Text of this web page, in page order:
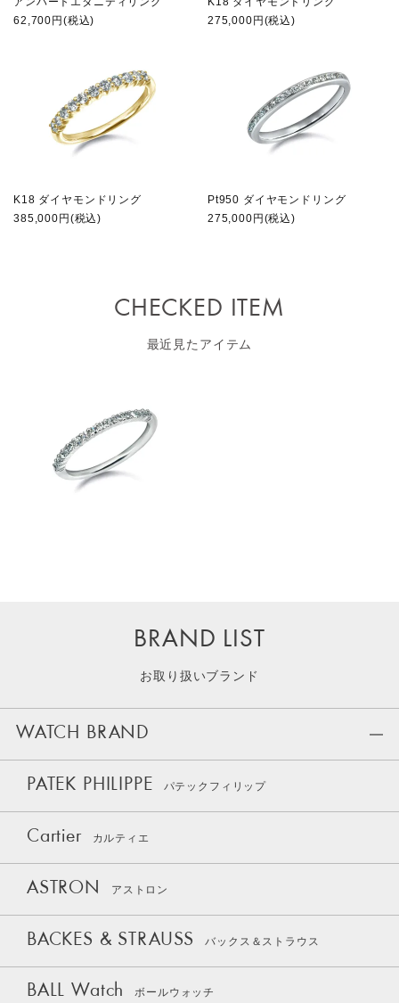
62,700円(税込)
275,000円(税込)
K18 ダイヤモンドリング
385,000円(税込)
Pt950 ダイヤモンドリング
275,000円(税込)
CHECKED ITEM
最近見たアイテム
BRAND LIST
お取り扱いブランド
WATCH BRAND
PATEK PHILIPPE パテックフィリップ
Cartier カルティエ
ASTRON アストロン
BACKES & STRAUSS バックス＆ストラウス
BALL Watch ボールウォッチ